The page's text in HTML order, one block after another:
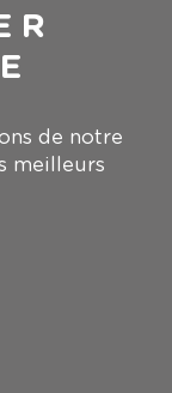
de notre
meilleurs